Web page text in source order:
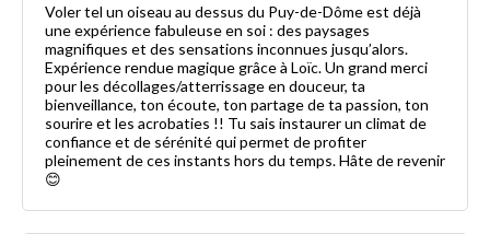
Voler tel un oiseau au dessus du Puy-de-Dôme est déjà
une expérience fabuleuse en soi : des paysages
magnifiques et des sensations inconnues jusqu’alors.
Expérience rendue magique grâce à Loïc. Un grand merci
pour les décollages/atterrissage en douceur, ta
bienveillance, ton écoute, ton partage de ta passion, ton
sourire et les acrobaties !! Tu sais instaurer un climat de
confiance et de sérénité qui permet de profiter
pleinement de ces instants hors du temps. Hâte de revenir
😊